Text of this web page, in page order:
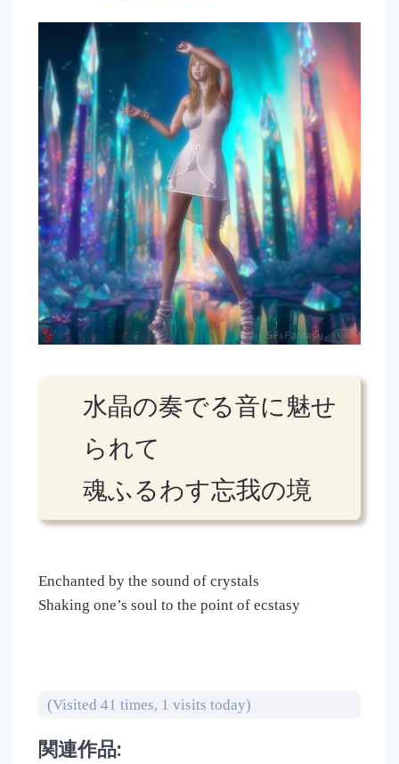
水晶の奏でる音に魅せ
られて
魂ふるわす忘我の境
Enchanted by the sound of crystals
Shaking one’s soul to the point of ecstasy
(Visited 41 times, 1 visits today)
関連作品: